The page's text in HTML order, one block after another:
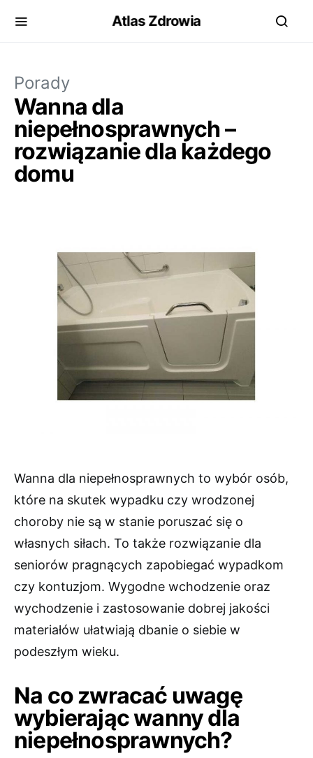
Atlas Zdrowia
Porady
Wanna dla
niepełnosprawnych –
rozwiązanie dla każdego
domu
Wanna dla niepełnosprawnych to wybór osób,
które na skutek wypadku czy wrodzonej
choroby nie są w stanie poruszać się o
własnych siłach. To także rozwiązanie dla
seniorów pragnących zapobiegać wypadkom
czy kontuzjom. Wygodne wchodzenie oraz
wychodzenie i zastosowanie dobrej jakości
materiałów ułatwiają dbanie o siebie w
podeszłym wieku.
Na co zwracać uwagę
wybierając wanny dla
niepełnosprawnych?